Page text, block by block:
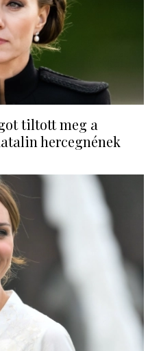
tiltott meg a
hercegnének